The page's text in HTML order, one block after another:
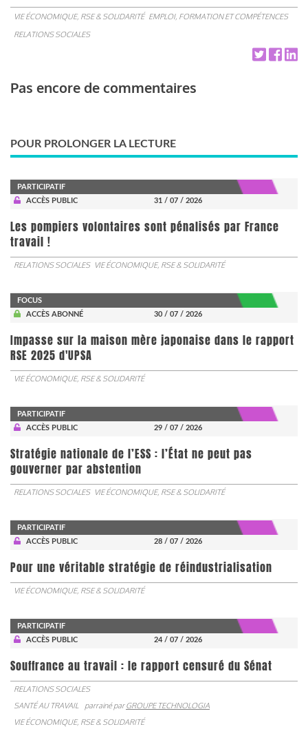
VIE ÉCONOMIQUE, RSE & SOLIDARITÉ EMPLOI, FORMATION ET COMPÉTENCES
RELATIONS SOCIALES
Pas encore de commentaires
POUR PROLONGER LA LECTURE
PARTICIPATIF
ACCÈS PUBLIC
31 / 07 / 2026
Les pompiers volontaires sont pénalisés par France
travail !
RELATIONS SOCIALES VIE ÉCONOMIQUE, RSE & SOLIDARITÉ
FOCUS
ACCÈS ABONNÉ
30 / 07 / 2026
Impasse sur la maison mère japonaise dans le rapport
RSE 2025 d'UPSA
VIE ÉCONOMIQUE, RSE & SOLIDARITÉ
PARTICIPATIF
ACCÈS PUBLIC
29 / 07 / 2026
Stratégie nationale de l’ESS : l’État ne peut pas
gouverner par abstention
RELATIONS SOCIALES VIE ÉCONOMIQUE, RSE & SOLIDARITÉ
PARTICIPATIF
ACCÈS PUBLIC
28 / 07 / 2026
Pour une véritable stratégie de réindustrialisation
VIE ÉCONOMIQUE, RSE & SOLIDARITÉ
PARTICIPATIF
ACCÈS PUBLIC
24 / 07 / 2026
Souffrance au travail : le rapport censuré du Sénat
RELATIONS SOCIALES
SANTÉ AU TRAVAIL
parrainé parGROUPE TECHNOLOGIA
VIE ÉCONOMIQUE, RSE & SOLIDARITÉ